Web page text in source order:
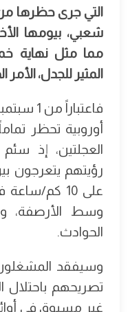
التي جرى حظرها
شعبي، بيومها
مما مثل نهاية
المثير للجدل،
أوروبية تحظر
العجلتين، إذ
رؤيتهم يتعرجون
على 10 كم/
وسط الأرصفة،
الحوادث.
تصريحهم باحتلال
غير مسبوق في